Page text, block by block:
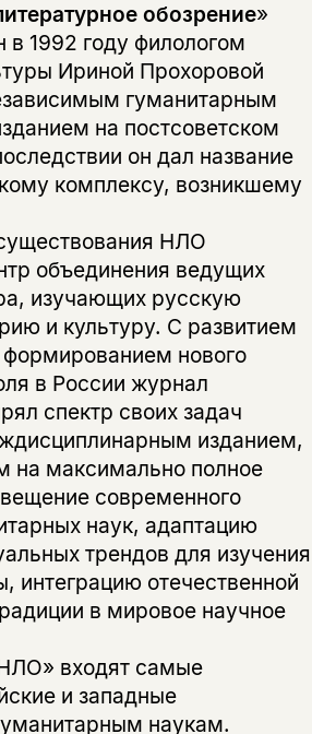
обозрение»
1992 году филологом
Ириной Прохоровой
гуманитарным
на постсоветском
он дал название
комплексу, возникшему
НЛО
объединения ведущих
изучающих русскую
и культуру. С развитием
нового
в России журнал
спектр своих задач
изданием,
на максимально полное
современного
наук, адаптацию
трендов для изучения
интеграцию отечественной
в мировое научное
входят самые
и западные
наукам.